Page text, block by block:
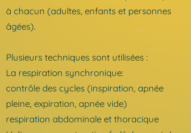
à chacun (adultes, enfants et personnes
âgées).
Plusieurs techniques sont utilisées :
La respiration synchronique:
contrôle des cycles (inspiration, apnée
pleine, expiration, apnée vide)
respiration abdominale et thoracique